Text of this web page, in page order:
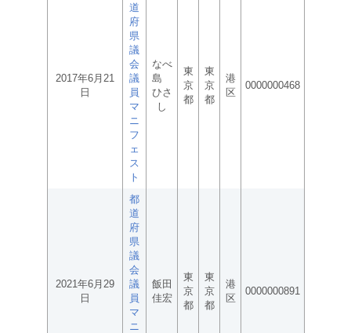
2017年6月21
日
道
府
県
議
会
議
員
マ
ニ
フ
ェ
ス
ト
なべ
島
ひさ
し
東
京
都
東
京
都
港
区
0000000468
2021年6月29
日
都
道
府
県
議
会
議
員
マ
ニ
飯田
佳宏
東
京
都
東
京
都
港
区
0000000891